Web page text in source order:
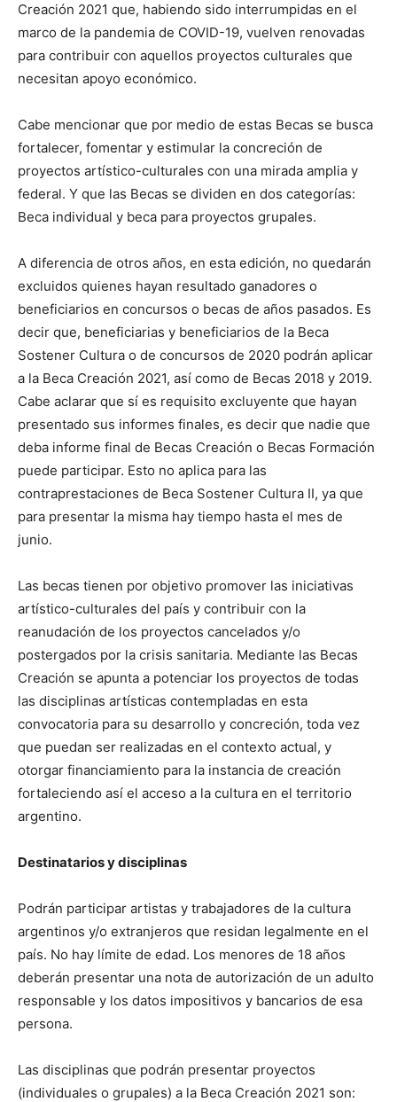
Creación 2021 que, habiendo sido interrumpidas en el
marco de la pandemia de COVID-19, vuelven renovadas
para contribuir con aquellos proyectos culturales que
necesitan apoyo económico.
Cabe mencionar que por medio de estas Becas se busca
fortalecer, fomentar y estimular la concreción de
proyectos artístico-culturales con una mirada amplia y
federal. Y que las Becas se dividen en dos categorías:
Beca individual y beca para proyectos grupales.
A diferencia de otros años, en esta edición, no quedarán
excluidos quienes hayan resultado ganadores o
beneficiarios en concursos o becas de años pasados. Es
decir que, beneficiarias y beneficiarios de la Beca
Sostener Cultura o de concursos de 2020 podrán aplicar
a la Beca Creación 2021, así como de Becas 2018 y 2019.
Cabe aclarar que sí es requisito excluyente que hayan
presentado sus informes finales, es decir que nadie que
deba informe final de Becas Creación o Becas Formación
puede participar. Esto no aplica para las
contraprestaciones de Beca Sostener Cultura II, ya que
para presentar la misma hay tiempo hasta el mes de
junio.
Las becas tienen por objetivo promover las iniciativas
artístico-culturales del país y contribuir con la
reanudación de los proyectos cancelados y/o
postergados por la crisis sanitaria. Mediante las Becas
Creación se apunta a potenciar los proyectos de todas
las disciplinas artísticas contempladas en esta
convocatoria para su desarrollo y concreción, toda vez
que puedan ser realizadas en el contexto actual, y
otorgar financiamiento para la instancia de creación
fortaleciendo así el acceso a la cultura en el territorio
argentino.
Destinatarios y disciplinas
Podrán participar artistas y trabajadores de la cultura
argentinos y/o extranjeros que residan legalmente en el
país. No hay límite de edad. Los menores de 18 años
deberán presentar una nota de autorización de un adulto
responsable y los datos impositivos y bancarios de esa
persona.
Las disciplinas que podrán presentar proyectos
(individuales o grupales) a la Beca Creación 2021 son: